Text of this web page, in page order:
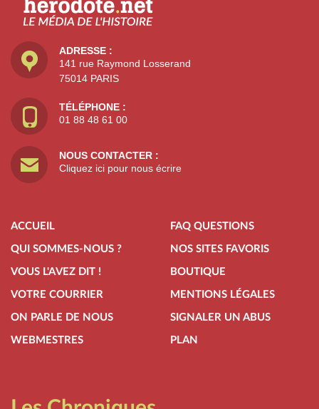
ADRESSE :
141 rue Raymond Losserand
75014 PARIS
TÉLÉPHONE :
01 88 48 61 00
NOUS CONTACTER :
Cliquez ici pour nous écrire
ACCUEIL
QUI SOMMES-NOUS ?
VOUS L'AVEZ DIT !
VOTRE COURRIER
ON PARLE DE NOUS
WEBMESTRES
FAQ QUESTIONS
NOS SITES FAVORIS
BOUTIQUE
MENTIONS LÉGALES
SIGNALER UN ABUS
PLAN